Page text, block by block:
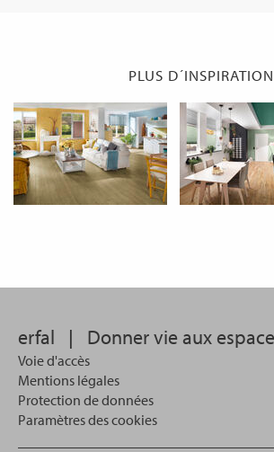
PLUS D´INSPIRATION
erfal | Donner vie aux
Voie d'accès
Mentions légales
Protection de données
Paramètres des cookies